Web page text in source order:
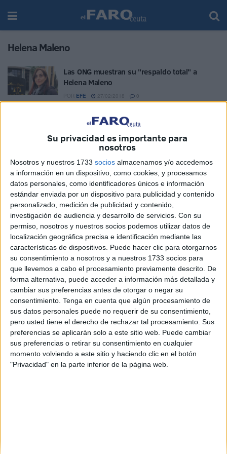
Su privacidad es importante para
nosotros
Nosotros y nuestros 1733 socios almacenamos y/o accedemos
a información en un dispositivo, como cookies, y procesamos
datos personales, como identificadores únicos e información
estándar enviada por un dispositivo para publicidad y contenido
personalizado, medición de publicidad y contenido,
investigación de audiencia y desarrollo de servicios. Con su
permiso, nosotros y nuestros socios podemos utilizar datos de
localización geográfica precisa e identificación mediante las
características de dispositivos. Puede hacer clic para otorgarnos
su consentimiento a nosotros y a nuestros 1733 socios para
que llevemos a cabo el procesamiento previamente descrito. De
forma alternativa, puede acceder a información más detallada y
cambiar sus preferencias antes de otorgar o negar su
consentimiento. Tenga en cuenta que algún procesamiento de
sus datos personales puede no requerir de su consentimiento,
pero usted tiene el derecho de rechazar tal procesamiento. Sus
preferencias se aplicarán solo a este sitio web. Puede cambiar
sus preferencias o retirar su consentimiento en cualquier
momento volviendo a este sitio y haciendo clic en el botón
"Privacidad" en la parte inferior de la página web.
Helena Maleno
Las ONG muestran su "respaldo total" a
Helena Maleno
EFE 0
Las ONG piden al Gobierno medidas ante la
situación de Helena Maleno en Marruecos
POR REDACCIÓN 30/01/2018 0
día 10 de enero
POR REDACCIÓN 27/12/2017 0